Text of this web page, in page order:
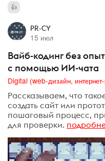
PR-CY
15 июл
Вайб-кодинг без
с помощью ИИ-чата
Рассказываем, что
создать сайт или
пошаговый процесс,
для проверки.